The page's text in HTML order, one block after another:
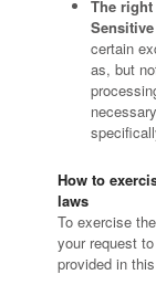
The
certain
as, but
How to
laws
To exercise
your request
provided in